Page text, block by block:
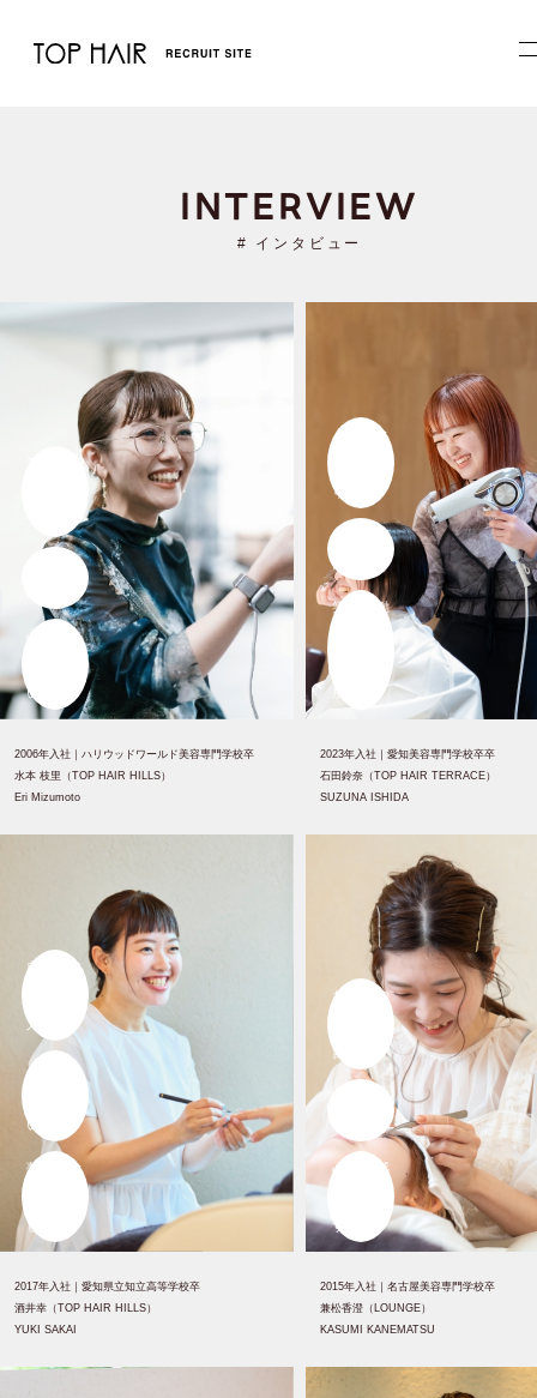
INTERVIEW
# インタビュー
TOPHAIR
今の自分
心から、
います。
2006年入社｜ハリウッドワールド美容専門学校卒
水本 枝里（TOP HAIR HILLS）
Eri Mizumoto
人と人と
りや
絆を大切
にして
笑顔で働
所。
2023年入社｜愛知美容専門学校卒卒
石田鈴奈（TOP HAIR TERRACE）
SUZUNA ISHIDA
自分を丸
入れて
くれる、
い場所で
夢がひと
した。
2017年入社｜愛知県立知立高等学校卒
酒井幸（TOP HAIR HILLS）
YUKI SAKAI
お客様の
目に
寄り添え
心から感
す。
2015年入社｜名古屋美容専門学校卒
兼松香澄（LOUNGE）
KASUMI KANEMATSU